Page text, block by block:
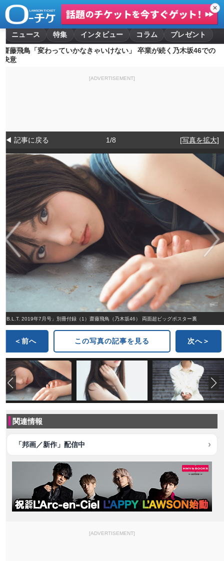
✕
ニュース 特集 インタビュー コラム
プレゼント
齋藤飛鳥「変わっていかなきゃいけない」 卒業が続く乃木坂46での
決意
[ADVERTISEMENT]
◀ 記事に戻る 1/8 [写真を拡大]
「B.L.T. 2019年7月号」別冊付録（1）齋藤飛鳥（乃木坂46） 両面超ビッグポスター裏
＜前へ この写真の記事を見る 次へ＞
関連情報
「邦画／新作」配信中
[ADVERTISEMENT]